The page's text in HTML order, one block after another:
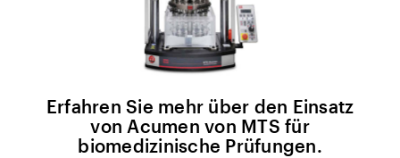
Erfahren Sie mehr über den Einsatz
von Acumen von MTS für
biomedizinische Prüfungen.